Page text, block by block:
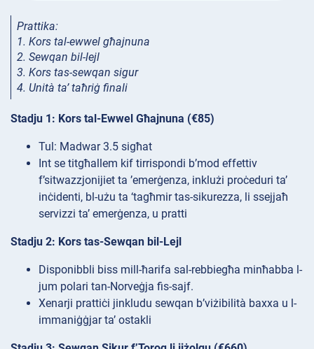
Prattika:
1. Kors tal-ewwel għajnuna
2. Sewqan bil-lejl
3. Kors tas-sewqan sigur
4. Unità ta’ taħriġ finali
Stadju 1: Kors tal-Ewwel Għajnuna (€85)
Tul: Madwar 3.5 sigħat
Int se titgħallem kif tirrispondi b’mod effettiv
f’sitwazzjonijiet ta ’emerġenza, inklużi proċeduri ta’
inċidenti, bl-użu ta ‘tagħmir tas-sikurezza, li ssejjaħ
servizzi ta’ emerġenza, u pratti
Stadju 2: Kors tas-Sewqan bil-Lejl
Disponibbli biss mill-ħarifa sal-rebbiegħa minħabba l-
jum polari tan-Norveġja fis-sajf.
Xenarji prattiċi jinkludu sewqan b’viżibilità baxxa u l-
immaniġġjar ta’ ostakli